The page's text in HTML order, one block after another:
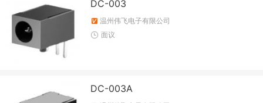
DC-003
温州伟飞电子有限公司
面议
DC-003A